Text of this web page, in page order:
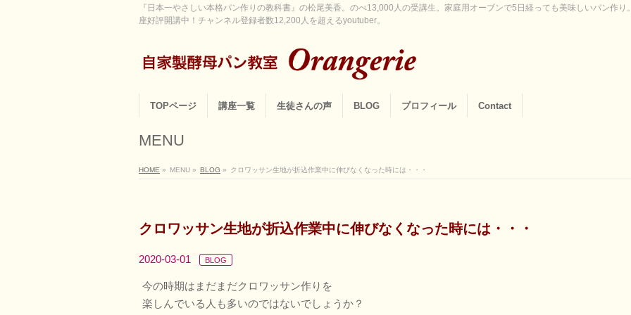
『日本一やさしい本格パン作りの教科書』の松尾美香。のべ13,000人の受講生。家庭用オーブンで5日経っても美味しいパン作
座好評開講中！チャンネル登録者数12,200人を超えるyoutuber。
TOPページ 講座一覧 生徒さんの声 BLOG プロフィール Contact
MENU
HOME » MENU » BLOG » クロワッサン生地が折込作業中に伸びなくなった時には・・・
クロワッサン生地が折込作業中に伸びなくなった時には・・・
2020-03-01 BLOG
今の時期はまだまだクロワッサン作りを
楽しんでいる人も多いのではないでしょうか？